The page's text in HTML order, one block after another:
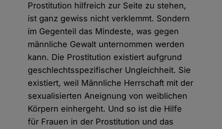
Prostitution hilfreich zur Seite zu stehen,
ist ganz gewiss nicht verklemmt. Sondern
im Gegenteil das Mindeste, was gegen
männliche Gewalt unternommen werden
kann. Die Prostitution existiert aufgrund
geschlechtsspezifischer Ungleichheit. Sie
existiert, weil Männliche Herrschaft mit der
sexualisierten Aneignung von weiblichen
Körpern einhergeht. Und so ist die Hilfe
für Frauen in der Prostitution und das